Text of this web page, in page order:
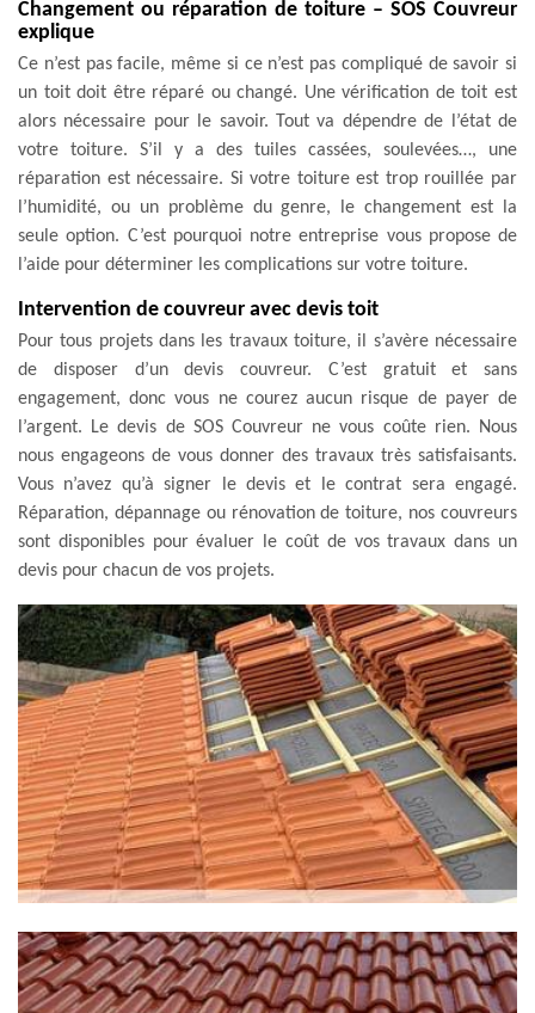
Changement ou réparation de toiture – SOS Couvreur
explique
Ce n’est pas facile, même si ce n’est pas compliqué de savoir si
un toit doit être réparé ou changé. Une vérification de toit est
alors nécessaire pour le savoir. Tout va dépendre de l’état de
votre toiture. S’il y a des tuiles cassées, soulevées…, une
réparation est nécessaire. Si votre toiture est trop rouillée par
l’humidité, ou un problème du genre, le changement est la
seule option. C’est pourquoi notre entreprise vous propose de
l’aide pour déterminer les complications sur votre toiture.
Intervention de couvreur avec devis toit
Pour tous projets dans les travaux toiture, il s’avère nécessaire
de disposer d’un devis couvreur. C’est gratuit et sans
engagement, donc vous ne courez aucun risque de payer de
l’argent. Le devis de SOS Couvreur ne vous coûte rien. Nous
nous engageons de vous donner des travaux très satisfaisants.
Vous n’avez qu’à signer le devis et le contrat sera engagé.
Réparation, dépannage ou rénovation de toiture, nos couvreurs
sont disponibles pour évaluer le coût de vos travaux dans un
devis pour chacun de vos projets.